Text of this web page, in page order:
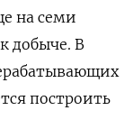
на семи
добыче. В
построить